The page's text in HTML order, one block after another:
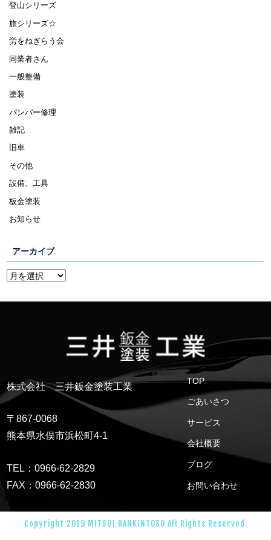
登山シリーズ
旅シリーズ☆
労をねぎらう会
同業者さん
一般整備
塗装
バンパー修理
雑記
旧車
その他
設備、工具
板金塗装
お知らせ
アーカイブ
株式会社 三井鈑金塗装工業
〒867-0068
熊本県水俣市浜松町4-1
TEL：0966-62-2829
FAX：0966-62-2830
TOP
ごあいさつ
サービス
会社概要
ブログ
お問い合わせ
Copyright 2019 MITSUI BANKINTOSO All Rights Reserved.